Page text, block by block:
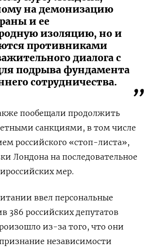
на демонизацию
и ее
изоляцию, но и
противниками
диалога с
подрыва фундамента
сотрудничества.
пообещали продолжить
санкциями, в том числе
российского «стоп-листа»,
Лондона на последовательное
мер.
ввел персональные
386 российских депутатов
из-за того, что они
независимости